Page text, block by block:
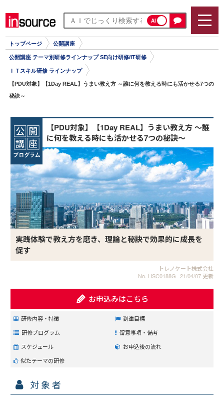
AI
トップページ 公開講座
公開講座 テーマ別研修ラインナップ SE向け研修/IT研修
ＩＴスキル研修 ラインナップ
【PDU対象】【1Day REAL】うまい教え方 ～誰に何を教える時にも活かせる7つの
秘訣～
【PDU対象】【1Day REAL】うまい教え方 ～誰
に何を教える時にも活かせる7つの秘訣～
実践体験で教え方を磨き、理論と秘訣で効果的に成長を
促す
トレノケート株式会社
No. HSC0188G 21/04/07 更新
お申込みはこちら
研修内容・特徴
到達目標
研修プログラム
留意事項・備考
スケジュール
お申込後の流れ
似たテーマの研修
対象者